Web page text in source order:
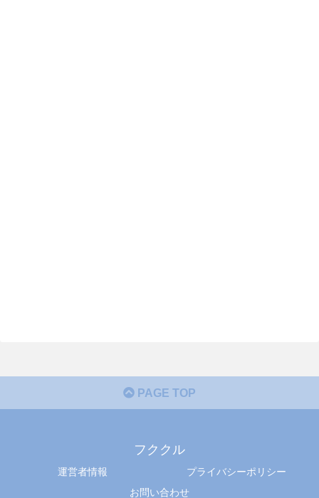
PAGE TOP
フククル
運営者情報
プライバシーポリシー
お問い合わせ